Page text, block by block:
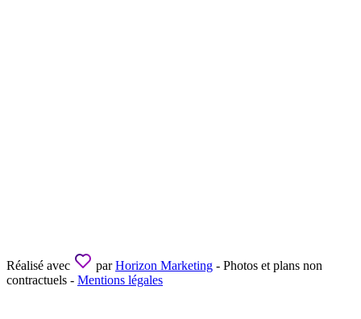
Réalisé avec parHorizon Marketing - Photos et plans non
contractuels - Mentions légales